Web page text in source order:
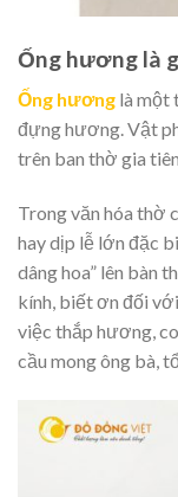
Ống hương là
Ống hương là một
đựng hương. Vật
trên ban thờ gia
Trong văn hóa thờ
hay dịp lễ lớn đặc
dâng hoa” lên bàn
kính, biết ơn đối
việc thắp hương,
cầu mong ông bà,